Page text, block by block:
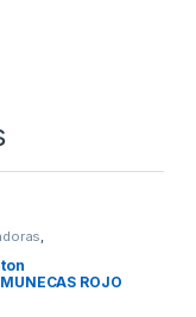
de Escritorio
ROJO